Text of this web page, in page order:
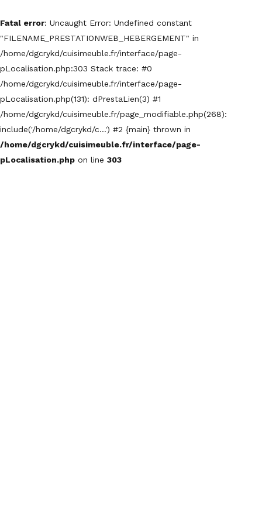
Fatal error: Uncaught Error: Undefined constant
"FILENAME_PRESTATIONWEB_HEBERGEMENT" in
/home/dgcrykd/cuisimeuble.fr/interface/page-
pLocalisation.php:303 Stack trace: #0
/home/dgcrykd/cuisimeuble.fr/interface/page-
pLocalisation.php(131): dPrestaLien(3) #1
/home/dgcrykd/cuisimeuble.fr/page_modifiable.php(268):
include('/home/dgcrykd/c...') #2 {main} thrown in
/home/dgcrykd/cuisimeuble.fr/interface/page-
pLocalisation.php on line 303